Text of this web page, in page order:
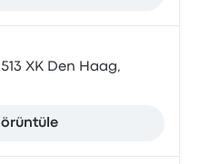
XK Den Haag,